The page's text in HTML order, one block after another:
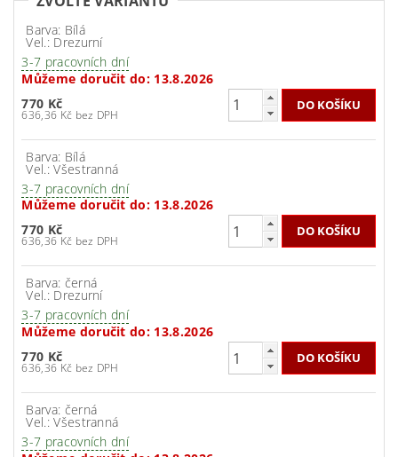
Barva: Bílá
Vel.: Drezurní
3-7 pracovních dní
Můžeme doručit do: 13.8.2026
770 Kč
636,36 Kč bez DPH
Barva: Bílá
Vel.: Všestranná
3-7 pracovních dní
Můžeme doručit do: 13.8.2026
770 Kč
636,36 Kč bez DPH
Barva: černá
Vel.: Drezurní
3-7 pracovních dní
Můžeme doručit do: 13.8.2026
770 Kč
636,36 Kč bez DPH
Barva: černá
Vel.: Všestranná
3-7 pracovních dní